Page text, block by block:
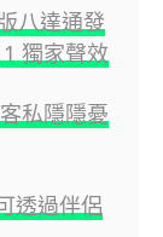
八達通發
獨家聲效
私隱隱憂
透過伴侶